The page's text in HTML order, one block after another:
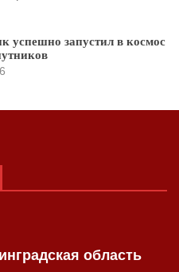
успешно запустил в космос
область